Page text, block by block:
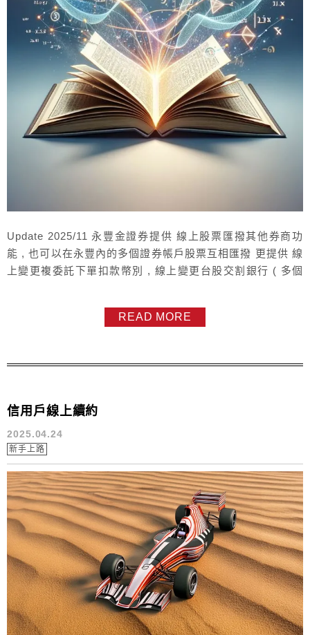
Update 2025/11 永豐金證券提供 線上股票匯撥其他券商功
能 , 也可以在永豐內的多個證券帳戶股票互相匯撥 更提供 線
上變更複委託下單扣款幣別 , 線上變更台股交割銀行 ( 多個
或是當沖額度 融資額度 還有 期貨出入金銀行 永豐證券讓您
全都可以透過線上 查詢到各種狀態 iLeader app > 數位e櫃
READ MORE
信用戶線上續約
2025.04.24
新手上路